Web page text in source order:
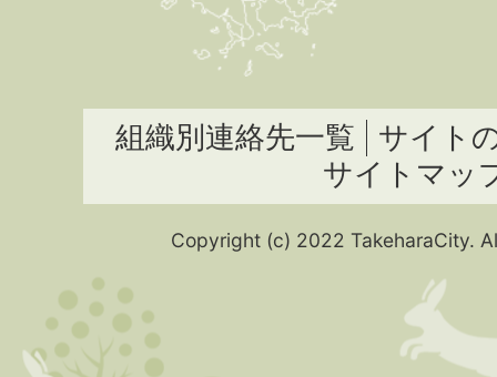
組織別連絡先一覧
サイト
サイトマッ
Copyright (c) 2022 TakeharaCity.